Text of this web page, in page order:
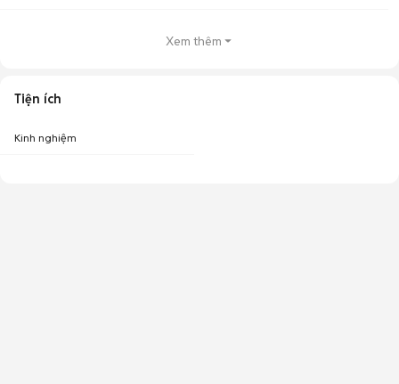
Xem thêm
Tiện ích
Kinh nghiệm